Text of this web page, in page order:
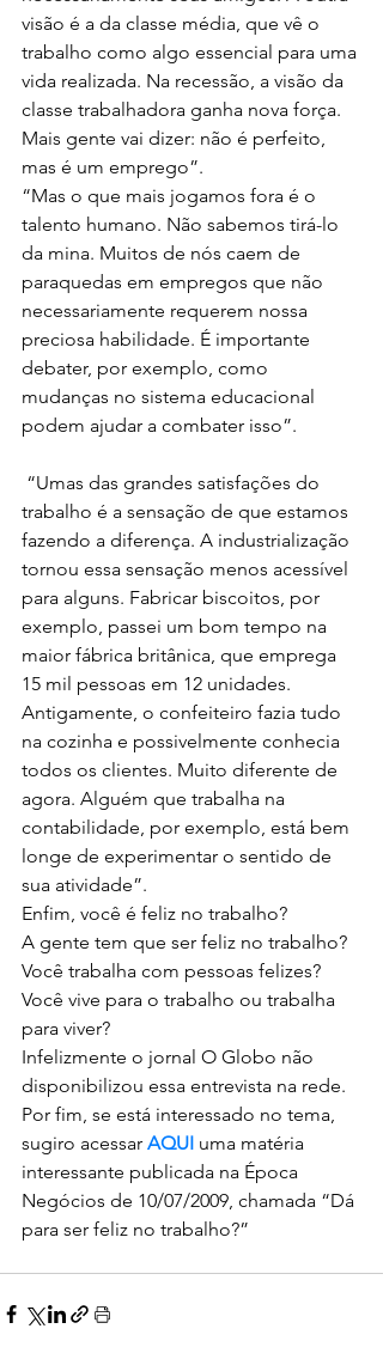
visão é a da classe média, que vê o
trabalho como algo essencial para uma
vida realizada. Na recessão, a visão da
classe trabalhadora ganha nova força.
Mais gente vai dizer: não é perfeito,
mas é um emprego”.
“Mas o que mais jogamos fora é o
talento humano. Não sabemos tirá-lo
da mina. Muitos de nós caem de
paraquedas em empregos que não
necessariamente requerem nossa
preciosa habilidade. É importante
debater, por exemplo, como
mudanças no sistema educacional
podem ajudar a combater isso”.
trabalho é a sensação de que estamos
fazendo a diferença. A industrialização
tornou essa sensação menos acessível
para alguns. Fabricar biscoitos, por
exemplo, passei um bom tempo na
maior fábrica britânica, que emprega
15 mil pessoas em 12 unidades.
Antigamente, o confeiteiro fazia tudo
na cozinha e possivelmente conhecia
todos os clientes. Muito diferente de
agora. Alguém que trabalha na
contabilidade, por exemplo, está bem
longe de experimentar o sentido de
sua atividade”.
Enfim, você é feliz no trabalho?
A gente tem que ser feliz no trabalho?
Você trabalha com pessoas felizes?
Você vive para o trabalho ou trabalha
para viver?
Infelizmente o jornal O Globo não
disponibilizou essa entrevista na rede.
Por fim, se está interessado no tema,
sugiro acessar AQUI uma matéria
interessante publicada na Época
Negócios de 10/07/2009, chamada “Dá
para ser feliz no trabalho?”